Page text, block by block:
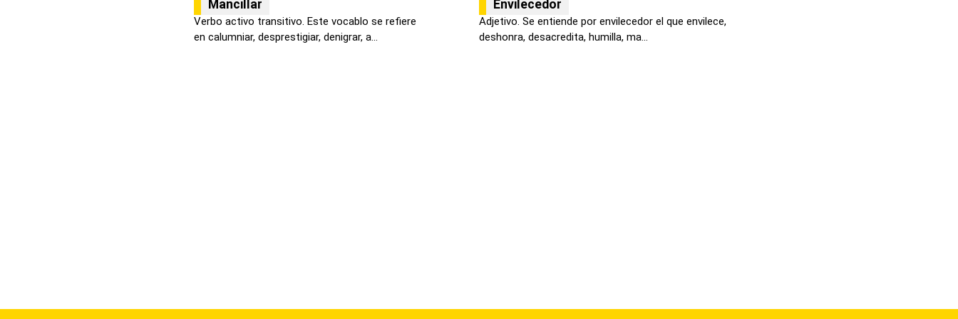
Mancillar
Verbo activo transitivo. Este vocablo se refiere
en calumniar, desprestigiar, denigrar, a...
Envilecedor
Adjetivo. Se entiende por envilecedor el que envilece,
deshonra, desacredita, humilla, ma...